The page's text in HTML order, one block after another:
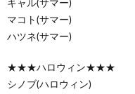
キャル(サマー)
マコト(サマー)
ハツネ(サマー)
★★★ハロウィン★★★
シノブ(ハロウィン)